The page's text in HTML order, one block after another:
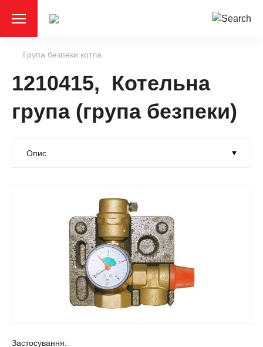
Група безпеки котла
1210415, Котельна
група (група безпеки)
Застосування: